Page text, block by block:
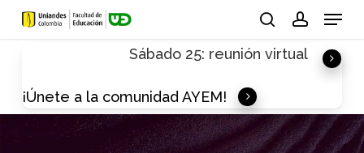
Skip
Menu
Sábado 25: reunión virtual
¡Únete a la comunidad AYEM!